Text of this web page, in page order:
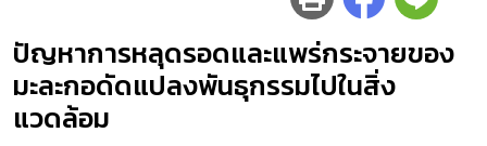
ปัญหาการหลุดรอดและแพร่กระจายของ
มะละกอดัดแปลงพันธุกรรมไปในสิ่ง
แวดล้อม